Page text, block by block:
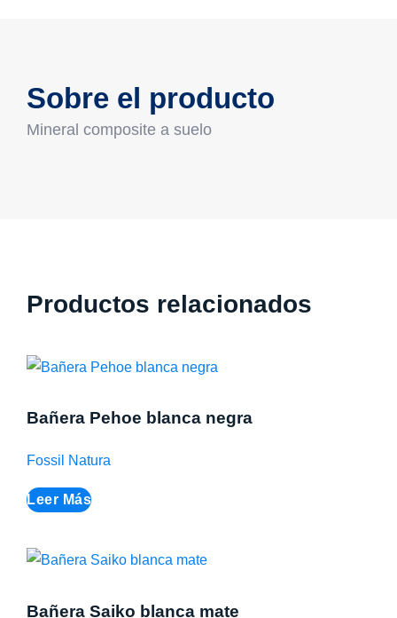
Sobre el producto
Mineral composite a suelo
Productos relacionados
Bañera Pehoe blanca negra
Fossil Natura
Leer Más
Bañera Saiko blanca mate